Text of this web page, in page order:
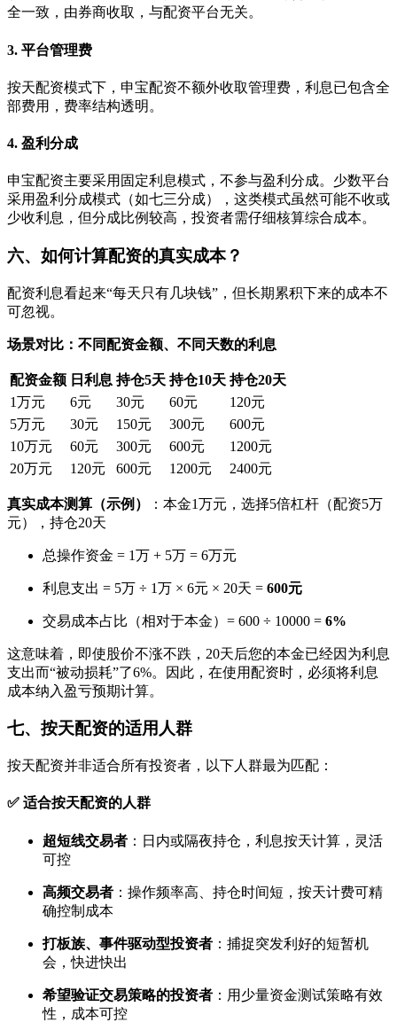
全一致，由券商收取，与配资平台无关。
3. 平台管理费
按天配资模式下，申宝配资不额外收取管理费，利息已包含全
部费用，费率结构透明。
4. 盈利分成
申宝配资主要采用固定利息模式，不参与盈利分成。少数平台
采用盈利分成模式（如七三分成），这类模式虽然可能不收或
少收利息，但分成比例较高，投资者需仔细核算综合成本。
六、如何计算配资的真实成本？
配资利息看起来“每天只有几块钱”，但长期累积下来的成本不
可忽视。
场景对比：不同配资金额、不同天数的利息
配资金额 日利息 持仓5天 持仓10天 持仓20天
1万元
6元 30元 60元
120元
5万元
30元 150元 300元
600元
10万元
60元 300元 600元
1200元
20万元
120元 600元 1200元 2400元
真实成本测算（示例）
：本金1万元，选择5倍杠杆（配资5万
元），持仓20天
总操作资金 = 1万 + 5万 = 6万元
利息支出 = 5万 ÷ 1万 × 6元 × 20天 = 600元
交易成本占比（相对于本金）= 600 ÷ 10000 = 6%
这意味着，即使股价不涨不跌，20天后您的本金已经因为利息
支出而“被动损耗”了6%。因此，在使用配资时，必须将利息
成本纳入盈亏预期计算。
七、按天配资的适用人群
按天配资并非适合所有投资者，以下人群最为匹配：
✅ 适合按天配资的人群
超短线交易者 ：日内或隔夜持仓，利息按天计算，灵活
可控
高频交易者 ：操作频率高、持仓时间短，按天计费可精
确控制成本
打板族、事件驱动型投资者 ：捕捉突发利好的短暂机
会，快进快出
希望验证交易策略的投资者 ：用少量资金测试策略有效
性，成本可控